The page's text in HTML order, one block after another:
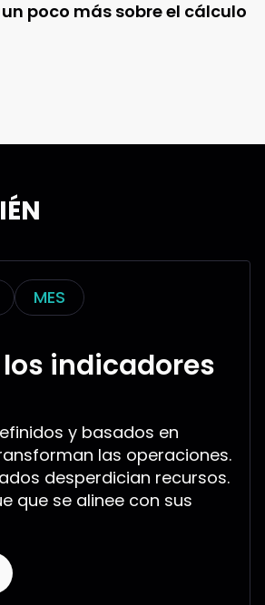
poco más sobre el cálculo
MES
los indicadores
y basados en
las operaciones.
desperdician recursos.
que se alinee con sus